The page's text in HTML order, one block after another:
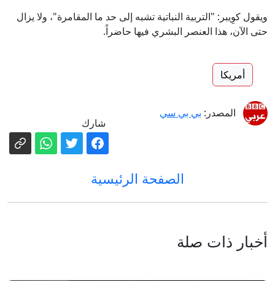
ويقول كوِيبر: "التربية النباتية تشبه إلى حد ما المقامرة"، ولا يزال
حتى الآن، هذا العنصر البشري فيها حاضراً.
أمريكا
المصدر: بي بي سي
شارك
الصفحة الرئيسية
أخبار ذات صلة